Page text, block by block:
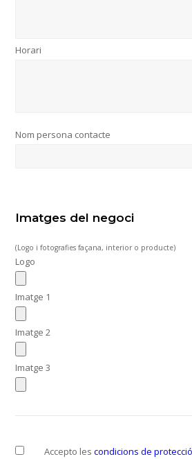
Horari
Nom persona contacte
Imatges del negoci
(Logo i fotografies façana, interior o producte)
Logo
Imatge 1
Imatge 2
Imatge 3
Accepto lescondicions de